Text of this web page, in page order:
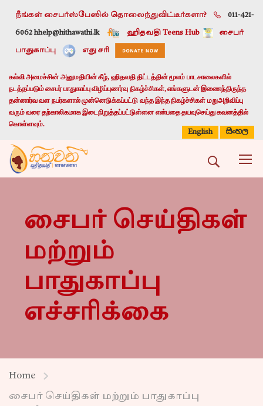
நீங்கள் சைபர்ஸ்பேஸில் தொலைந்துவிட்டீர்களா? 011-421-
6062 hhelp@hithawathi.lk ஹிதவதி Teens Hub சைபர்
பாதுகாப்பு எது சரி
கல்வி அமைச்சின் அனுமதியின் கீழ், ஹிதவதி திட்டத்தின் மூலம் பாடசாலைகளில்
நடத்தப்படும் சைபர் பாதுகாப்பு விழிப்புணர்வு நிகழ்ச்சிகள், எங்களுடன் இணைந்திருந்த
தன்னார்வ வள நபர்களால் முன்னெடுக்கப்பட்டு வந்த இந்த நிகழ்ச்சிகள் மறுஅறிவிப்பு
வரும் வரை தற்காலிகமாக இடைநிறுத்தப்பட்டுள்ளன என்பதை தயவுசெய்து கவனத்தில்
கொள்ளவும்.
English
සිංහල
சைபர் செய்திகள்
மற்றும்
பாதுகாப்பு
எச்சரிக்கை
Home
சைபர் செய்திகள் மற்றும் பாதுகாப்பு